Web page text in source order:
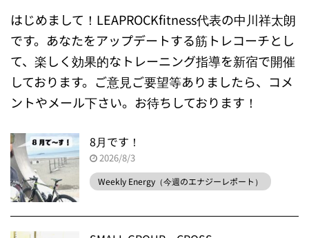
はじめまして！LEAPROCKfitness代表の中川祥太朗
です。あなたをアップデートする筋トレコーチとし
て、楽しく効果的なトレーニング指導を新宿で開催
しております。ご意見ご要望等ありましたら、コメ
ントやメール下さい。お待ちしております！
8月です！
2026/8/3
Weekly Energy（今週のエナジーレポート）